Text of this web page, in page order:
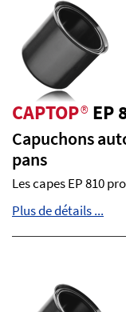
CAPTOP®EP
Capuchons
pans
Les capes EP 810
Plus de détails ...